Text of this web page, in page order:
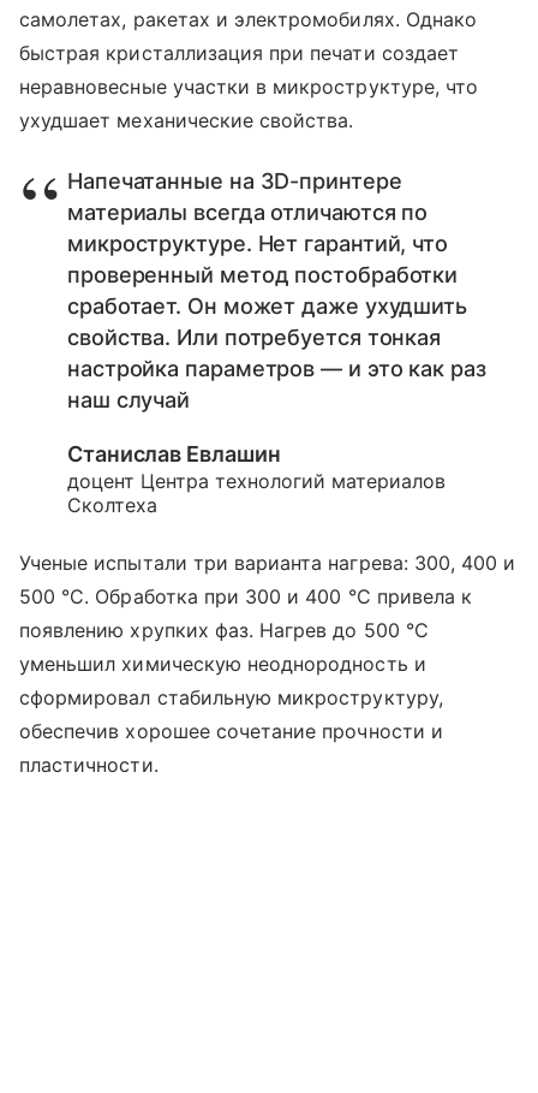
самолетах, ракетах и электромобилях. Однако
быстрая кристаллизация при печати создает
неравновесные участки в микроструктуре, что
ухудшает механические свойства.
Напечатанные на 3D-принтере
материалы всегда отличаются по
микроструктуре. Нет гарантий, что
проверенный метод постобработки
сработает. Он может даже ухудшить
свойства. Или потребуется тонкая
настройка параметров — и это как раз
наш случай
Станислав Евлашин
доцент Центра технологий материалов
Сколтеха
Ученые испытали три варианта нагрева: 300, 400 и
500 °C. Обработка при 300 и 400 °C привела к
появлению хрупких фаз. Нагрев до 500 °C
уменьшил химическую неоднородность и
сформировал стабильную микроструктуру,
обеспечив хорошее сочетание прочности и
пластичности.